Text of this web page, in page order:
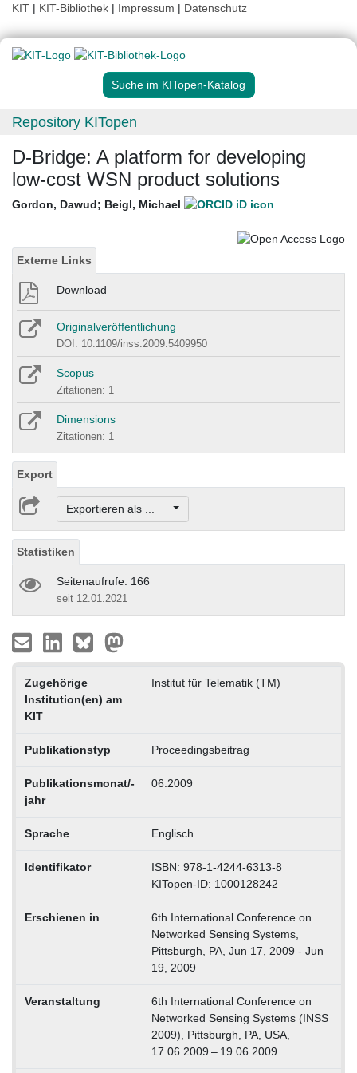
KIT | KIT-Bibliothek | Impressum | Datenschutz
Suche im KITopen-Katalog
Repository KITopen
D-Bridge: A platform for developing
low-cost WSN product solutions
Gordon, Dawud; Beigl, Michael
Externe Links
Download
Originalveröffentlichung
DOI: 10.1109/inss.2009.5409950
Scopus
Zitationen: 1
Dimensions
Zitationen: 1
Export
Exportieren als ...
Statistiken
Seitenaufrufe: 166
seit 12.01.2021
Zugehörige
Institution(en) am
KIT
Institut für Telematik (TM)
Publikationstyp Proceedingsbeitrag
Publikationsmonat/-
jahr
06.2009
Sprache Englisch
Identifikator
ISBN: 978-1-4244-6313-8
KITopen-ID: 1000128242
Erschienen in
6th International Conference on
Networked Sensing Systems,
Pittsburgh, PA, Jun 17, 2009 - Jun
19, 2009
Veranstaltung
6th International Conference on
Networked Sensing Systems (INSS
2009), Pittsburgh, PA, USA,
17.06.2009 – 19.06.2009